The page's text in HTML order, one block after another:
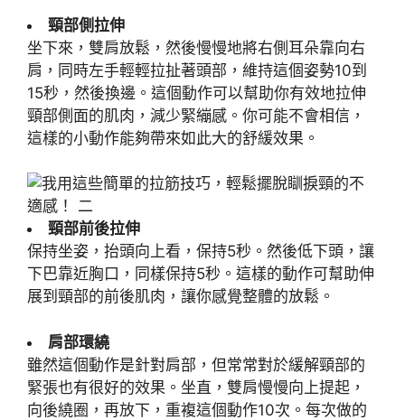
頸部側拉伸
坐下來，雙肩放鬆，然後慢慢地將右側耳朵靠向右
肩，同時左手輕輕拉扯著頭部，維持這個姿勢10到
15秒，然後換邊。這個動作可以幫助你有效地拉伸
頸部側面的肌肉，減少緊繃感。你可能不會相信，
這樣的小動作能夠帶來如此大的舒緩效果。
頸部前後拉伸
保持坐姿，抬頭向上看，保持5秒。然後低下頭，讓
下巴靠近胸口，同樣保持5秒。這樣的動作可幫助伸
展到頸部的前後肌肉，讓你感覺整體的放鬆。
肩部環繞
雖然這個動作是針對肩部，但常常對於緩解頸部的
緊張也有很好的效果。坐直，雙肩慢慢向上提起，
向後繞圈，再放下，重複這個動作10次。每次做的